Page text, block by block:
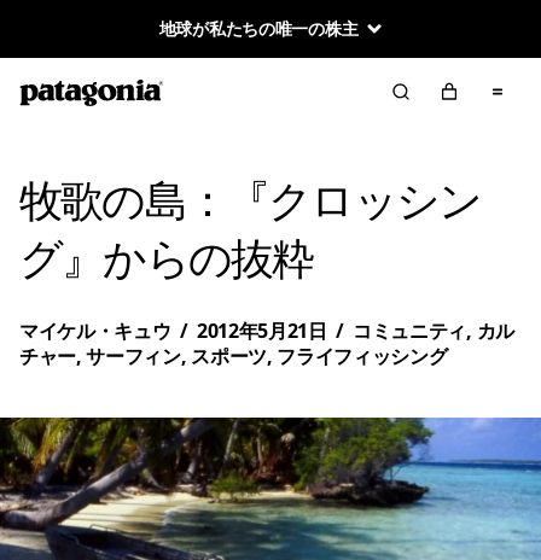
地球が私たちの唯一の株主
牧歌の島：『クロッシン
グ』からの抜粋
マイケル・キュウ / 2012年5月21日 / コミュニティ, カル
チャー,サーフィン, スポーツ, フライフィッシング